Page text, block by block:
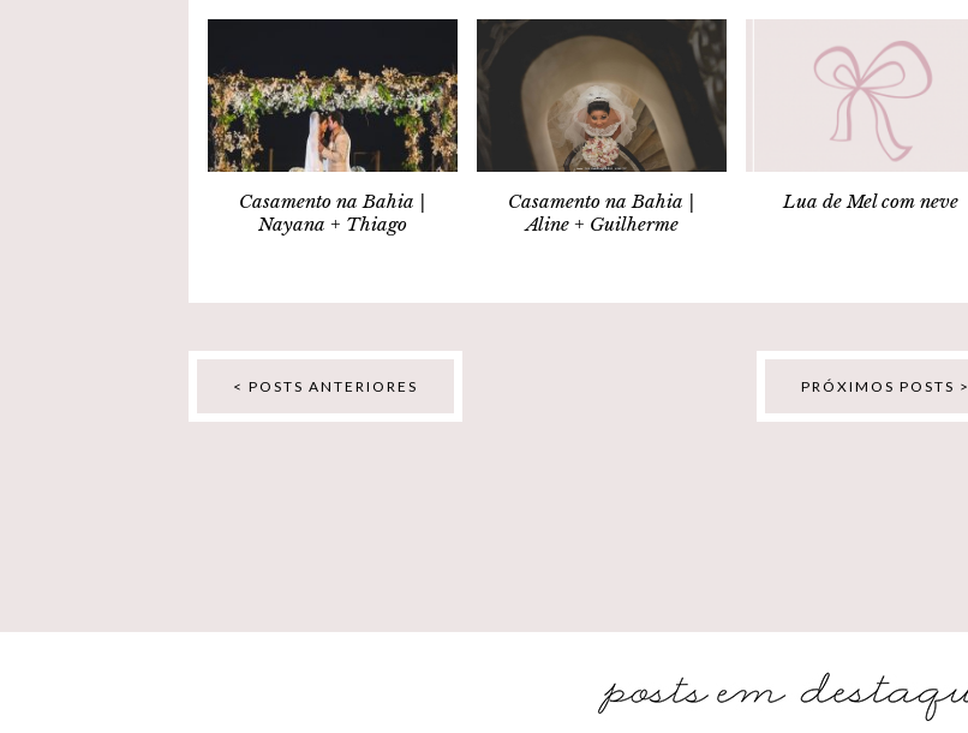
Casamento na Bahia |
Nayana + Thiago
Casamento na Bahia |
Aline + Guilherme
Lua de Mel com neve
< POSTS ANTERIORES PRÓXIMOS POSTS >